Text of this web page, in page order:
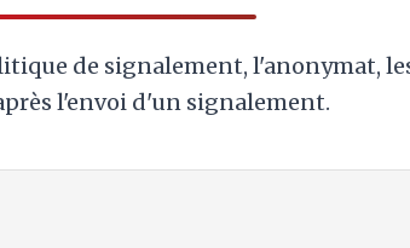
de signalement, l'anonymat,
l'envoi d'un signalement.